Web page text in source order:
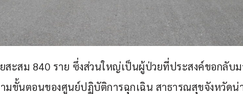
สะสม 840 ราย ซึ่งส่วนใหญ่เป็นผู้ป่วยที่ประสงค์ขอกลับ
ขั้นตอนของศูนย์ปฏิบัติการฉุกเฉิน สาธารณสุขจังหวัดน่